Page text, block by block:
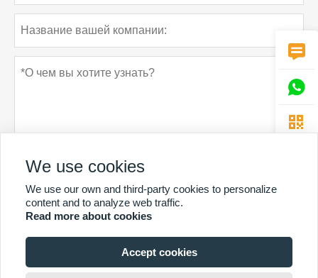
отправить Политика конфиденциальности



We use cookies
We use our own and third-party cookies to personalize
content and to analyze web traffic.
Read more about cookies
Accept cookies